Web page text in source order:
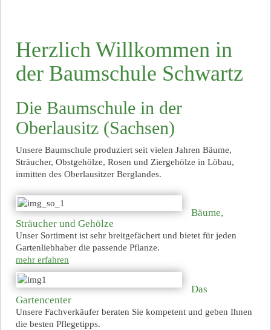
Herzlich Willkommen in
der Baumschule Schwartz
Die Baumschule in der
Oberlausitz (Sachsen)
Unsere Baumschule produziert seit vielen Jahren Bäume,
Sträucher, Obstgehölze, Rosen und Ziergehölze in Löbau,
inmitten des Oberlausitzer Berglandes.
Bäume,
Sträucher und Gehölze
Unser Sortiment ist sehr breitgefächert und bietet für jeden
Gartenliebhaber die passende Pflanze.
mehr erfahren
Das
Gartencenter
Unsere Fachverkäufer beraten Sie kompetent und geben Ihnen
die besten Pflegetipps.